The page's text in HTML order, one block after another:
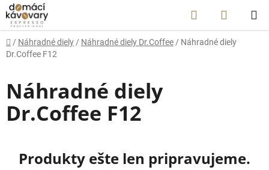
Prejsť
na
obsah
Hľadať
KOŠÍK
Domov
/ Náhradné diely / Náhradné diely Dr.Coffee / Náhradné diely
Dr.Coffee F12
Náhradné diely
Dr.Coffee F12
Produkty ešte len pripravujeme.